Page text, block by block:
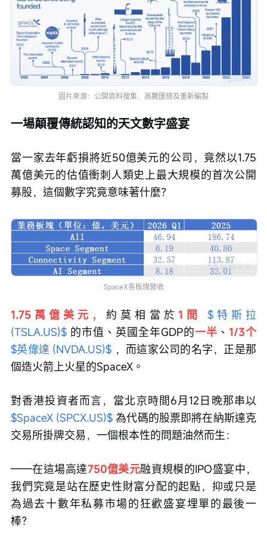
圖片來源：公開資料搜集，高騰匯總及重新編製
一場顛覆傳統認知的天文數字盛宴
當一家去年虧損將近50億美元的公司，竟然以1.75
萬億美元的估值衝刺人類史上最大規模的首次公開
募股，這個數字究竟意味著什麼？
SpaceX各板塊營收
1.75萬億美元， 約莫相當於 1間 $特斯拉
(TSLA.US)$ 的市值、英國全年GDP的一半 、 1/3个
$英偉達 (NVDA.US)$ ，而這家公司的名字，正是那
個造火箭上火星的SpaceX。
對香港投資者而言，當北京時間6月12日晚那串以
$SpaceX (SPCX.US)$ 為代碼的股票即將在納斯達克
交易所掛牌交易，一個根本性的問題油然而生：
——在這場高達750億美元融資規模的IPO盛宴中，
我們究竟是站在歷史性財富分配的起點，抑或只是
為過去十數年私募市場的狂歡盛宴埋單的最後一
棒？